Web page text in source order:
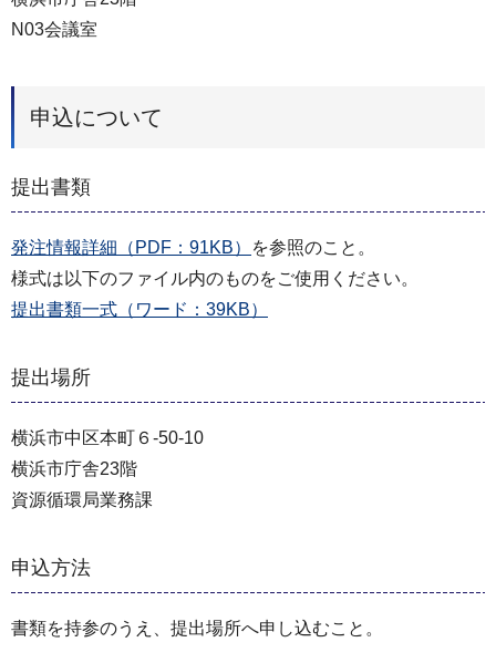
N03会議室
申込について
提出書類
発注情報詳細（PDF：91KB）
を参照のこと。
様式は以下のファイル内のものをご使用ください。
提出書類一式（ワード：39KB）
提出場所
横浜市中区本町６-50-10
横浜市庁舎23階
資源循環局業務課
申込方法
書類を持参のうえ、提出場所へ申し込むこと。